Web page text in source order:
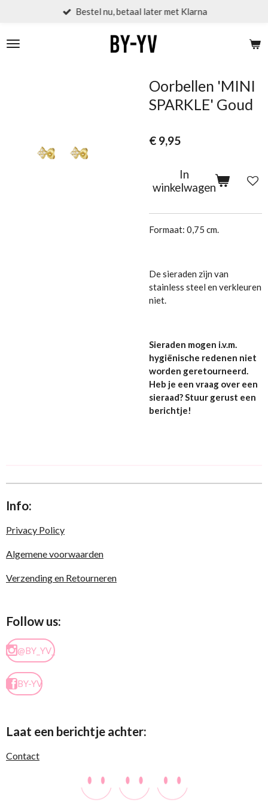
naar
de
Bestel nu, betaal later met Klarna
Oorbellen 'MINI
SPARKLE' Goud
€ 9,95
In
winkelwagen
Formaat: 0,75 cm.
De sieraden zijn van
stainless steel en verkleuren
niet.
Sieraden mogen i.v.m.
hygiënische redenen niet
worden geretourneerd.
Heb je een vraag over een
sieraad? Stuur gerust een
berichtje!
Info:
Privacy Policy
Algemene voorwaarden
Verzending en Retourneren
Follow us:
@BY_YV_
BY-YV
Laat een berichtje achter:
Contact